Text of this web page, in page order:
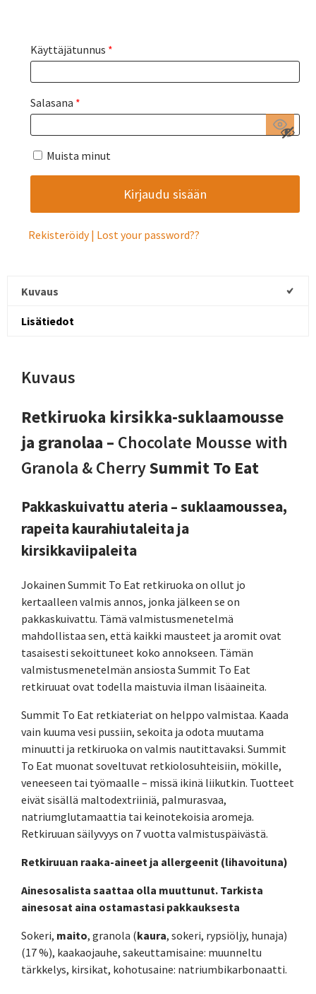
Käyttäjätunnus *
Salasana *
Muista minut
Rekisteröidy Lost your password?
Kuvaus
Lisätiedot
Kuvaus
Retkiruoka kirsikka-suklaamousse
ja granolaa – Chocolate Mousse with
Granola & CherrySummit To Eat
Pakkaskuivattu ateria – suklaamoussea,
rapeita kaurahiutaleita ja
kirsikkaviipaleita
Jokainen Summit To Eat retkiruoka on ollut jo
kertaalleen valmis annos, jonka jälkeen se on
pakkaskuivattu. Tämä valmistusmenetelmä
mahdollistaa sen, että kaikki mausteet ja aromit ovat
tasaisesti sekoittuneet koko annokseen. Tämän
valmistusmenetelmän ansiosta Summit To Eat
retkiruuat ovat todella maistuvia ilman lisäaineita.
Summit To Eat retkiateriat on helppo valmistaa. Kaada
vain kuuma vesi pussiin, sekoita ja odota muutama
minuutti ja retkiruoka on valmis nautittavaksi. Summit
To Eat muonat soveltuvat retkiolosuhteisiin, mökille,
veneeseen tai työmaalle – missä ikinä liikutkin. Tuotteet
eivät sisällä maltodextriiniä, palmurasvaa,
natriumglutamaattia tai keinotekoisia aromeja.
Retkiruuan säilyvyys on 7 vuotta valmistuspäivästä.
Retkiruuan raaka-aineet ja allergeenit (lihavoituna)
Ainesosalista saattaa olla muuttunut. Tarkista
ainesosat aina ostamastasi pakkauksesta
Sokeri, maito, granola (kaura, sokeri, rypsiöljy, hunaja)
(17 %), kaakaojauhe, sakeuttamisaine: muunneltu
tärkkelys, kirsikat, kohotusaine: natriumbikarbonaatti.